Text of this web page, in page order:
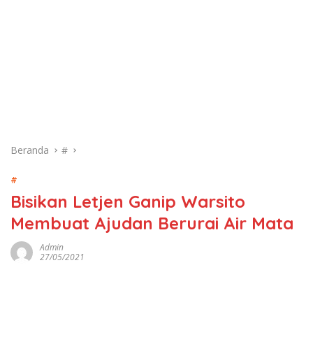
Beranda #
#
Bisikan Letjen Ganip Warsito
Membuat Ajudan Berurai Air Mata
Admin
27/05/2021